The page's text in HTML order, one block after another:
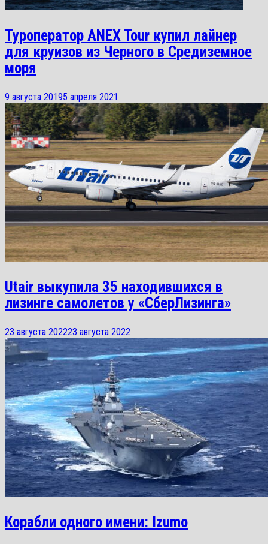
Туроператор ANEX Tour купил лайнер
для круизов из Черного в Средиземное
моря
9 августа 20195 апреля 2021
Utair выкупила 35 находившихся в
лизинге самолетов у «СберЛизинга»
23 августа 202223 августа 2022
Корабли одного имени: Izumo